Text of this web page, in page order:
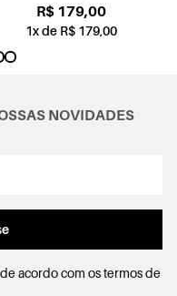
R$ 179,00
1x de R$ 179,00
NOVIDADES
acordo com ostermos de